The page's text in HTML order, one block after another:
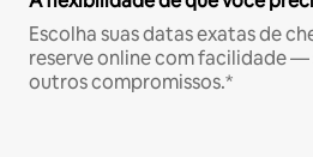
Escolha suas datas exatas de
reserve online com facilidade —
outros compromissos.*